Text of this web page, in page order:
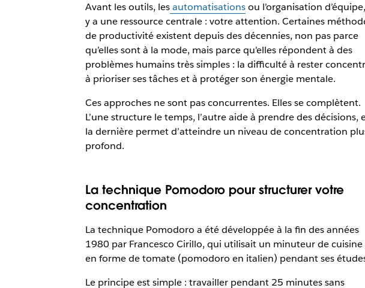
Avant les outils, les automatisationsou l’organisation
y a une ressource centrale : votre attention. Certaines
de productivité existent depuis des décennies, non pas parce
qu’elles sont à la mode, mais parce qu’elles répondent à des
problèmes humains très simples : la difficulté à rester
à prioriser ses tâches et à protéger son énergie mentale.
Ces approches ne sont pas concurrentes. Elles se complètent.
L’une structure le temps, l’autre aide à prendre des décisions,
la dernière permet d’atteindre un niveau de concentration
profond.
La technique Pomodoro pour structurer votre
concentration
La technique Pomodoro a été développée à la fin des années
1980 par Francesco Cirillo, qui utilisait un minuteur de cuisine
en forme de tomate (pomodoro en italien) pendant ses
Le principe est simple : travailler pendant 25 minutes sans